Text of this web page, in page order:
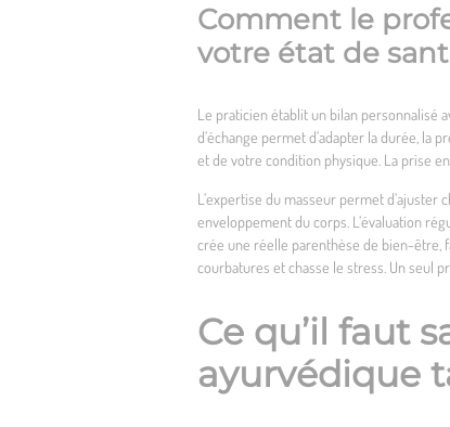
Comment le
votre état de
Le praticien établit un bilan personnalisé
d’échange permet d’adapter la durée, la
et de votre condition physique. La prise
L’expertise du masseur permet d’ajuster
enveloppement du corps. L’évaluation
crée une réelle parenthèse de bien-être,
courbatures et chasse le stress. Un seul
Ce qu’il faut
ayurvédique